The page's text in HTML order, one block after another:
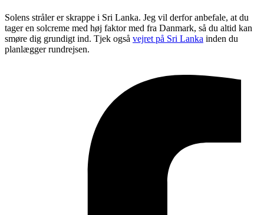
Solens stråler er skrappe i Sri Lanka. Jeg vil derfor anbefale, at du
tager en solcreme med høj faktor med fra Danmark, så du altid kan
smøre dig grundigt ind. Tjek også vejret på Sri Lanka inden du
planlægger rundrejsen.